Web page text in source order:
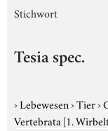
Stichwort
Tesia spec.
›Lebewesen›Tier›
Vertebrata [1.